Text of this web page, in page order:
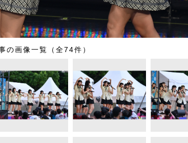
の画像一覧（全74件）